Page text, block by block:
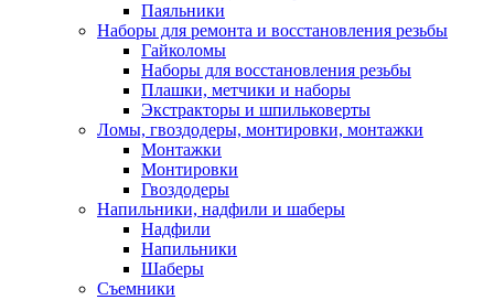
Паяльники
Наборы для ремонта и восстановления резьбы
Гайколомы
Наборы для восстановления резьбы
Плашки, метчики и наборы
Экстракторы и шпильковерты
Ломы, гвоздодеры, монтировки, монтажки
Монтажки
Монтировки
Гвоздодеры
Напильники, надфили и шаберы
Надфили
Напильники
Шаберы
Съемники